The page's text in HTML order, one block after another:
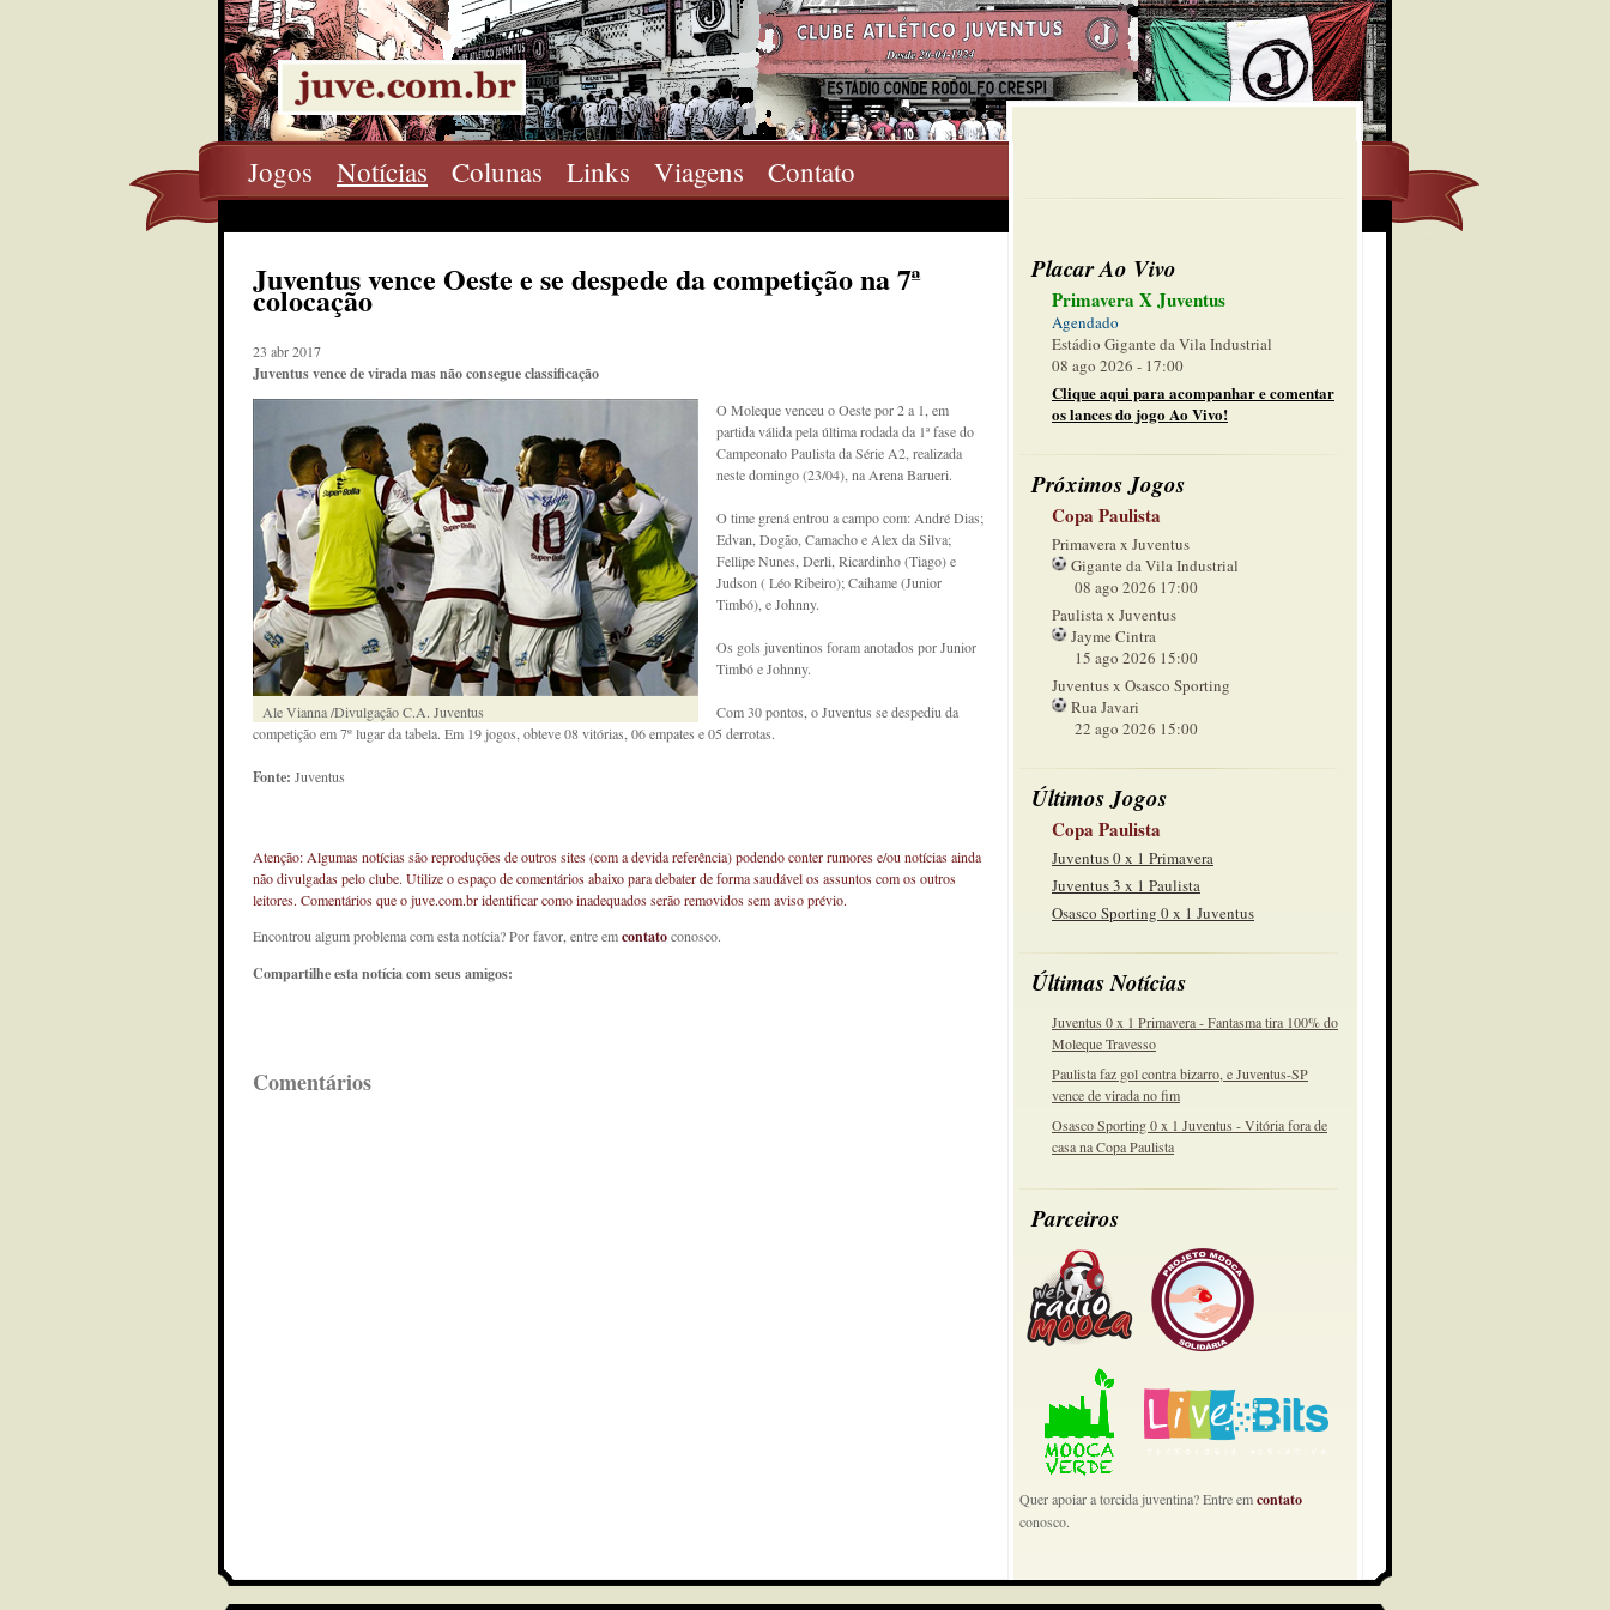
Jogos Notícias Colunas Links Viagens Contato
Placar Ao Vivo
Primavera X Juventus
Agendado
Estádio Gigante da Vila Industrial
08 ago 2026 - 17:00
Clique aqui para acompanhar e comentar
os lances do jogo Ao Vivo!
Próximos Jogos
Copa Paulista
Primavera x Juventus
Gigante da Vila Industrial
08 ago 2026 17:00
Paulista x Juventus
Jayme Cintra
15 ago 2026 15:00
Juventus x Osasco Sporting
Rua Javari
22 ago 2026 15:00
Últimos Jogos
Copa Paulista
Juventus 0 x 1 Primavera
Juventus 3 x 1 Paulista
Osasco Sporting 0 x 1 Juventus
Últimas Notícias
Juventus 0 x 1 Primavera - Fantasma tira 100% do
Moleque Travesso
Paulista faz gol contra bizarro, e Juventus-SP
vence de virada no fim
Osasco Sporting 0 x 1 Juventus - Vitória fora de
casa na Copa Paulista
Parceiros
Quer apoiar a torcida juventina? Entre emcontato
conosco.
Juventus vence Oeste e se despede da competição na 7ª
colocação
23 abr 2017
Juventus vence de virada mas não consegue classificação
Ale Vianna /Divulgação C.A. Juventus
O Moleque venceu o Oeste por 2 a 1, em
partida válida pela última rodada da 1ª fase do
Campeonato Paulista da Série A2, realizada
neste domingo (23/04), na Arena Barueri.
O time grená entrou a campo com: André Dias;
Edvan, Dogão, Camacho e Alex da Silva;
Fellipe Nunes, Derli, Ricardinho (Tiago) e
Judson ( Léo Ribeiro); Caihame (Junior
Timbó), e Johnny.
Os gols juventinos foram anotados por Junior
Timbó e Johnny.
Com 30 pontos, o Juventus se despediu da
competição em 7º lugar da tabela. Em 19 jogos, obteve 08 vitórias, 06 empates e 05 derrotas.
Fonte: Juventus
Atenção: Algumas notícias são reproduções de outros sites (com a devida referência) podendo conter rumores e/ou notícias ainda
não divulgadas pelo clube. Utilize o espaço de comentários abaixo para debater de forma saudável os assuntos com os outros
leitores. Comentários que o juve.com.br identificar como inadequados serão removidos sem aviso prévio.
Encontrou algum problema com esta notícia? Por favor, entre emcontatoconosco.
Compartilhe esta notícia com seus amigos:
Comentários